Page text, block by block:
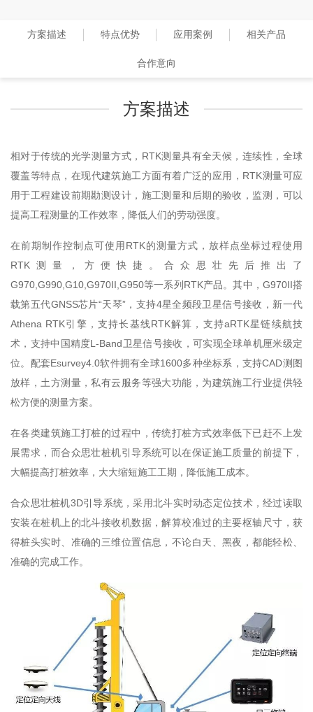
方案描述 特点优势 应用案例 相关产品
合作意向
方案描述
相对于传统的光学测量方式，RTK测量具有全天候，连续性，全球
覆盖等特点，在现代建筑施工方面有着广泛的应用，RTK测量可应
用于工程建设前期勘测设计，施工测量和后期的验收，监测，可以
提高工程测量的工作效率，降低人们的劳动强度。
在前期制作控制点可使用RTK的测量方式，放样点坐标过程使用
RTK测量，方便快捷。合众思壮先后推出了
G970,G990,G10,G970II,G950等一系列RTK产品。其中，G970II搭
载第五代GNSS芯片“天琴”，支持4星全频段卫星信号接收，新一代
Athena RTK引擎，支持长基线RTK解算，支持aRTK星链续航技
术，支持中国精度L-Band卫星信号接收，可实现全球单机厘米级定
位。配套Esurvey4.0软件拥有全球1600多种坐标系，支持CAD测图
放样，土方测量，私有云服务等强大功能，为建筑施工行业提供轻
松方便的测量方案。
在各类建筑施工打桩的过程中，传统打桩方式效率低下已赶不上发
展需求，而合众思壮桩机引导系统可以在保证施工质量的前提下，
大幅提高打桩效率，大大缩短施工工期，降低施工成本。
合众思壮桩机3D引导系统，采用北斗实时动态定位技术，经过读取
安装在桩机上的北斗接收机数据，解算校准过的主要枢轴尺寸，获
得桩头实时、准确的三维位置信息，不论白天、黑夜，都能轻松、
准确的完成工作。